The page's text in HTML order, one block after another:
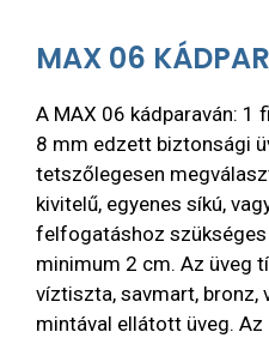
MAX 06
A MAX 06 kádparaván: 1
8 mm edzett biztonsági
tetszőlegesen
kivitelű, egyenes síkú,
felfogatáshoz
minimum 2 cm. Az üveg
víztiszta, savmart, bronz,
mintával ellátott üveg.